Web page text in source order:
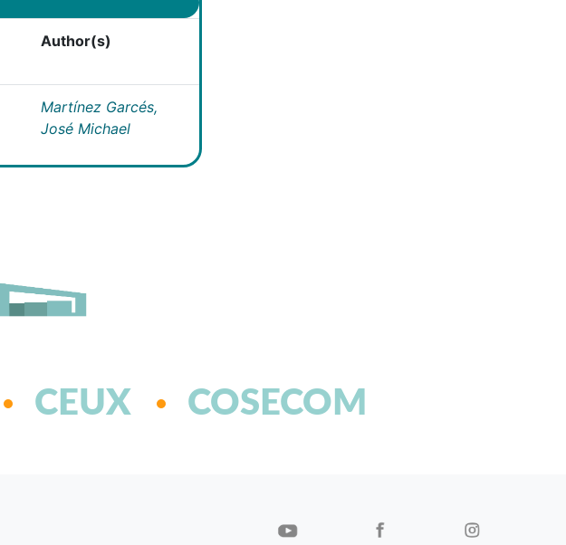
Author(s)
Martínez Garcés,
José Michael
CEUX COSECOM